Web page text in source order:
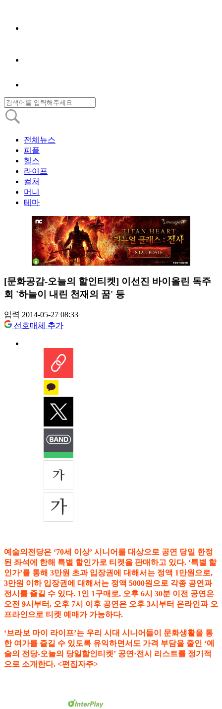
전체뉴스
피플
헬스
라이프
컬처
머니
테마
[문화공감-오늘의 할인티켓] 이선진 바이올린 독주
회 '하늘이 내린 천재의 꿈' 등
입력 2014-05-27 08:33
선호매체 추가
예술의전당은 ‘70세 이상’ 시니어를 대상으로 공연 당일 한정
된 좌석에 한해 특별 할인가로 티켓을 판매하고 있다. ‘특별 할
인가’를 통해 3만원 초과 입장권에 대해서는 정액 1만원으로,
3만원 이하 입장권에 대해서는 정액 5000원으로 각종 공연과
전시를 즐길 수 있다. 1인 1구매로, 오후 6시 30분 이전 공연은
오전 9시부터, 오후 7시 이후 공연은 오후 3시부터 온라인과 오
프라인으로 티켓 예매가 가능하다.
‘브라보 마이 라이프’는 우리 시대 시니어들이 문화생활을 통
한 여가를 즐길 수 있도록 유익하면서도 가격 부담을 줄인 ‘예
술의 전당-오늘의 당일할인티켓’ 공연·전시 리스트를 정기적
으로 소개한다. <편집자주>